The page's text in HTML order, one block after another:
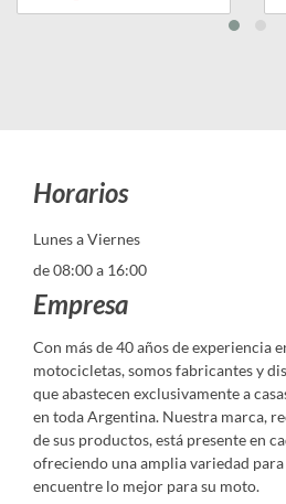
Horarios
Lunes a Viernes
de 08:00 a 16:00
Empresa
Con más de 40 años de experiencia
motocicletas, somos fabricantes y
que abastecen exclusivamente a
en toda Argentina. Nuestra marca,
de sus productos, está presente en
ofreciendo una amplia variedad
encuentre lo mejor para su moto.